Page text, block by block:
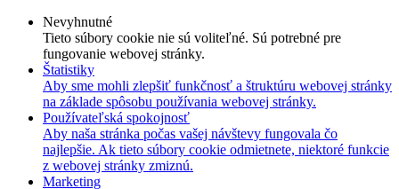
Nevyhnutné
Tieto súbory cookie nie sú voliteľné. Sú potrebné pre
fungovanie webovej stránky.
Štatistiky
Aby sme mohli zlepšiť funkčnosť a štruktúru webovej stránky
na základe spôsobu používania webovej stránky.
Používateľská spokojnosť
Aby naša stránka počas vašej návštevy fungovala čo
najlepšie. Ak tieto súbory cookie odmietnete, niektoré funkcie
z webovej stránky zmiznú.
Marketing